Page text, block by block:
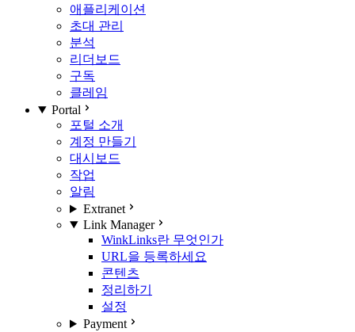
애플리케이션
초대 관리
분석
리더보드
구독
클레임
Portal
포털 소개
계정 만들기
대시보드
작업
알림
Extranet
Link Manager
WinkLinks란 무엇인가
URL을 등록하세요
콘텐츠
정리하기
설정
Payment